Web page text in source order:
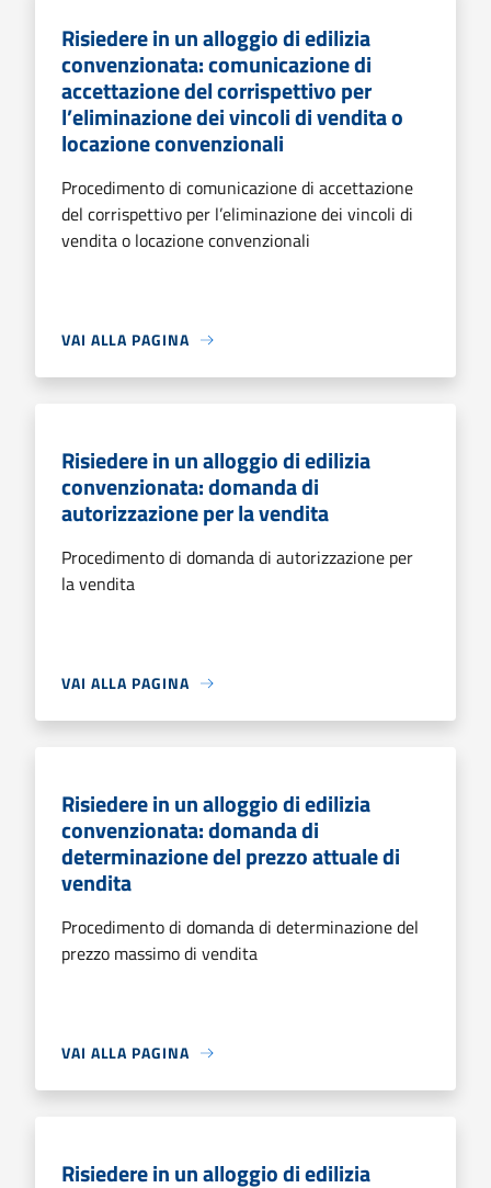
Risiedere in un alloggio di edilizia
convenzionata: comunicazione di
accettazione del corrispettivo per
l’eliminazione dei vincoli di vendita o
locazione convenzionali
Procedimento di comunicazione di accettazione
del corrispettivo per l’eliminazione dei vincoli di
vendita o locazione convenzionali
VAI ALLA PAGINA
Risiedere in un alloggio di edilizia
convenzionata: domanda di
autorizzazione per la vendita
Procedimento di domanda di autorizzazione per
la vendita
VAI ALLA PAGINA
Risiedere in un alloggio di edilizia
convenzionata: domanda di
determinazione del prezzo attuale di
vendita
Procedimento di domanda di determinazione del
prezzo massimo di vendita
VAI ALLA PAGINA
Risiedere in un alloggio di edilizia